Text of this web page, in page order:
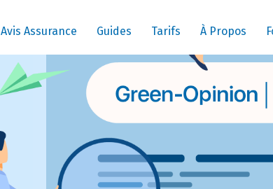
Avis Assurance Guides Tarifs À Propos